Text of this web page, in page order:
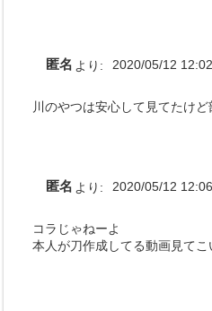
匿名 より: 2020/05/12
川のやつは安心して見てたけ
匿名 より: 2020/05/12
コラじゃねーよ
本人が刀作成してる動画見てこ